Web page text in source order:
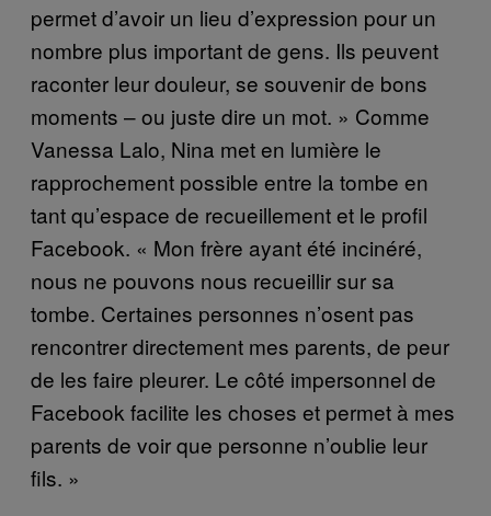
permet d’avoir un lieu d’expression pour un
nombre plus important de gens. Ils peuvent
raconter leur douleur, se souvenir de bons
moments – ou juste dire un mot. » Comme
Vanessa Lalo, Nina met en lumière le
rapprochement possible entre la tombe en
tant qu’espace de recueillement et le profil
Facebook. « Mon frère ayant été incinéré,
nous ne pouvons nous recueillir sur sa
tombe. Certaines personnes n’osent pas
rencontrer directement mes parents, de peur
de les faire pleurer. Le côté impersonnel de
Facebook facilite les choses et permet à mes
parents de voir que personne n’oublie leur
fils. »